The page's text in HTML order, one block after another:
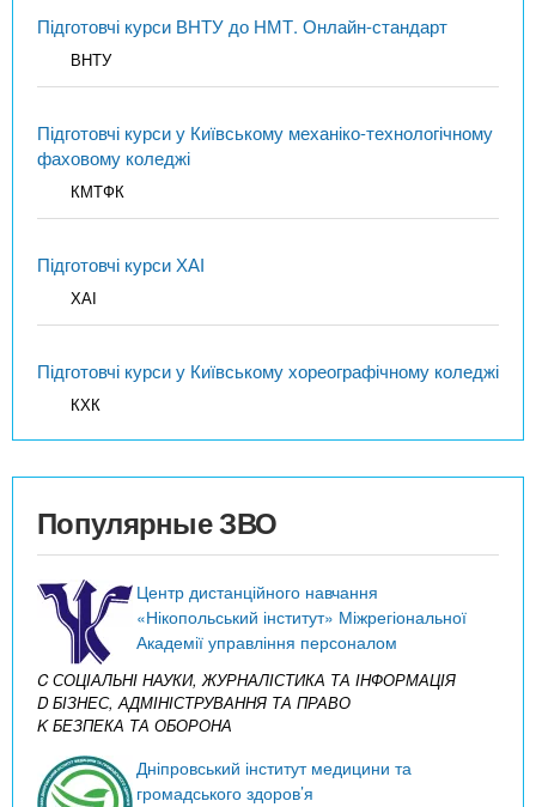
Підготовчі курси ВНТУ до НМТ. Онлайн-стандарт
ВНТУ
Підготовчі курси у Київському механіко-технологічному
фаховому коледжі
КМТФК
Підготовчі курси ХАІ
ХАІ
Підготовчі курси у Київському хореографічному коледжі
КХК
Популярные ЗВО
Центр дистанційного навчання
«Нікопольський інститут» Міжрегіональної
Академії управління персоналом
C СОЦІАЛЬНІ НАУКИ, ЖУРНАЛІСТИКА ТА ІНФОРМАЦІЯ
D БІЗНЕС, АДМІНІСТРУВАННЯ ТА ПРАВО
K БЕЗПЕКА ТА ОБОРОНА
Дніпровський інститут медицини та
громадського здоров’я